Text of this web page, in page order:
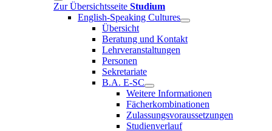
Zur Übersichtsseite Studium
English-Speaking Cultures
Übersicht
Beratung und Kontakt
Lehrveranstaltungen
Personen
Sekretariate
B.A. E-SC
Weitere Informationen
Fächerkombinationen
Zulassungsvoraussetzungen
Studienverlauf